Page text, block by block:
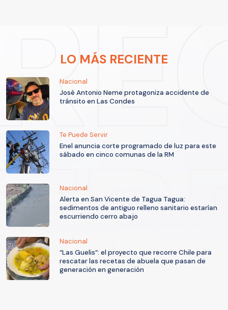
LO MÁS RECIENTE
Nacional
José Antonio Neme protagoniza accidente de
tránsito en Las Condes
Te Puede Servir
Enel anuncia corte programado de luz para este
sábado en cinco comunas de la RM
Nacional
Alerta en San Vicente de Tagua Tagua:
sedimentos de antiguo relleno sanitario estarían
escurriendo cerro abajo
Nacional
“Las Guelis”: el proyecto que recorre Chile para
rescatar las recetas de abuela que pasan de
generación en generación